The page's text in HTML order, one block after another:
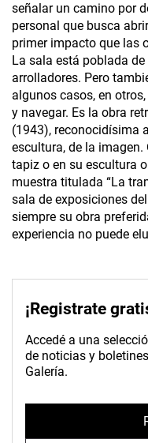
señalar un camino por
personal que busca
primer impacto que las
La sala está poblada
arrolladores. Pero
algunos casos, en
y navegar. Es la obra
(1943), reconocidísima
escultura, de la imagen.
tapiz o en su escultura
muestra titulada “La
sala de exposiciones
siempre su obra
experiencia no puede
¡Registrate
Accedé a una
de noticias y
Galería.